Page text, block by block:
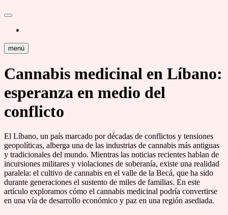
menú
Cannabis medicinal en Líbano:
esperanza en medio del
conflicto
El Líbano, un país marcado por décadas de conflictos y tensiones
geopolíticas, alberga una de las industrias de cannabis más antiguas
y tradicionales del mundo. Mientras las noticias recientes hablan de
incursiones militares y violaciones de soberanía, existe una realidad
paralela: el cultivo de cannabis en el valle de la Becá, que ha sido
durante generaciones el sustento de miles de familias. En este
artículo exploramos cómo el cannabis medicinal podría convertirse
en una vía de desarrollo económico y paz en una región asediada.